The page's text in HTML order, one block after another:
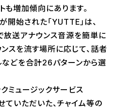
増加傾向にあります。
始された「YUTTE」は、
送アナウンス音源を簡単に
スを流す場所に応じて、話者
などを合計26パターンから選
ミュージックサービス
いただいた、チャイム等の